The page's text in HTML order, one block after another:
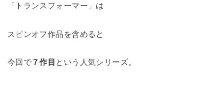
「トランスフォーマー」は
スピンオフ作品を含めると
今回で ７作目 という人気シリーズ。